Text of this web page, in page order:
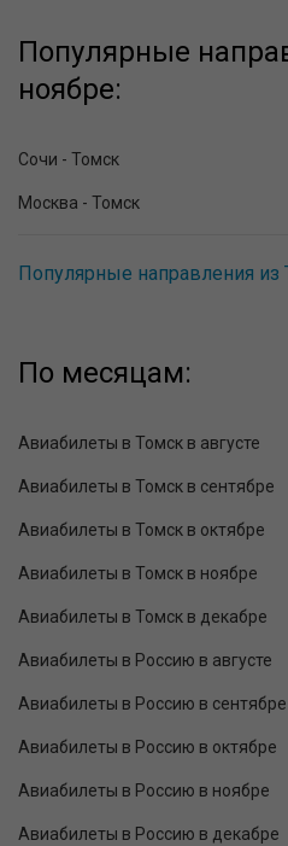
Популярные
ноябре:
Сочи - Томск
Москва - Томск
Популярные направления из
По месяцам:
Авиабилеты в Томск в августе
Авиабилеты в Томск в сентябре
Авиабилеты в Томск в октябре
Авиабилеты в Томск в ноябре
Авиабилеты в Томск в декабре
Авиабилеты в Россию в августе
Авиабилеты в Россию в сентябре
Авиабилеты в Россию в октябре
Авиабилеты в Россию в ноябре
Авиабилеты в Россию в декабре